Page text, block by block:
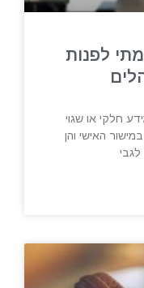
לפנות
חלקי או שגוי
האישי והן